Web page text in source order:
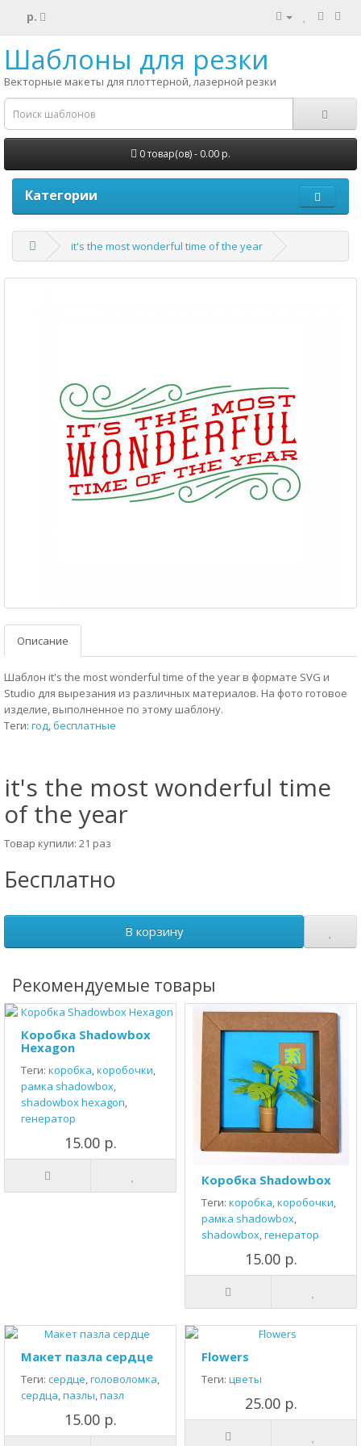
р.
Шаблоны для резки
Векторные макеты для плоттерной, лазерной резки
0 товар(ов) - 0.00 р.
Категории
it's the most wonderful time of the year
Описание
Шаблон it's the most wonderful time of the year в формате SVG и
Studio для вырезания из различных материалов. На фото готовое
изделие, выполненное по этому шаблону.
Теги: год,бесплатные
it's the most wonderful time
of the year
Товар купили: 21 раз
Бесплатно
В корзину
Рекомендуемые товары
Коробка Shadowbox
Hexagon
Теги: коробка,коробочки,
рамка shadowbox,
shadowbox hexagon,
генератор
15.00 р.
Коробка Shadowbox
Теги: коробка,коробочки,
рамка shadowbox,
shadowbox,генератор
15.00 р.
Макет пазла сердце
Теги: сердце,головоломка,
сердца,пазлы,пазл
15.00 р.
Flowers
Теги: цветы
25.00 р.